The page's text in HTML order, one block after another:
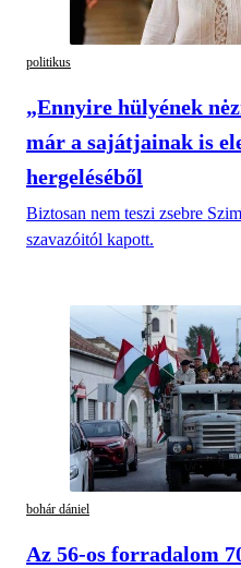
politikus
„Ennyire hülyének
már a sajátjainak is
hergeléséből
Biztosan nem teszi zsebre
szavazóitól kapott.
bohár dániel
Az 56-os forradalom